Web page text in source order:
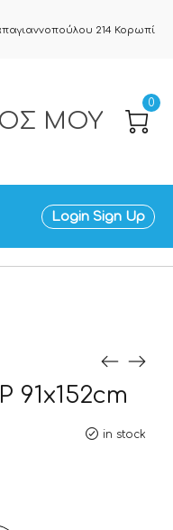
214 Κορωπί
ΜΟΥ
0
Login Sign Up
91x152cm
in stock